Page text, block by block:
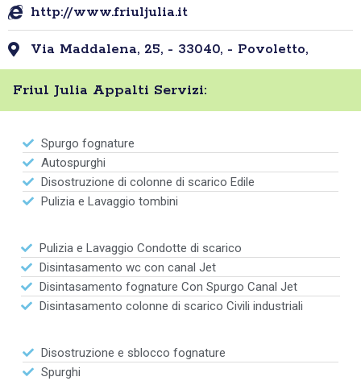
http://www.friuljulia.it
Via Maddalena, 25, - 33040, - Povoletto,
Friul Julia Appalti Servizi:
Spurgo fognature
Autospurghi
Disostruzione di colonne di scarico Edile
Pulizia e Lavaggio tombini
Pulizia e Lavaggio Condotte di scarico
Disintasamento wc con canal Jet
Disintasamento fognature Con Spurgo Canal Jet
Disintasamento colonne di scarico Civili industriali
Disostruzione e sblocco fognature
Spurghi